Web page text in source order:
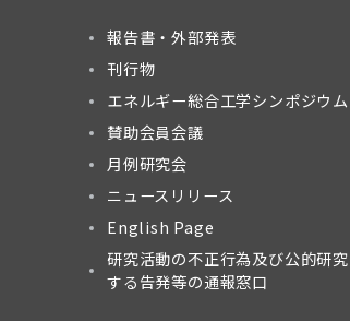
報告書・外部発表
刊行物
エネルギー総合工学シンポジウム
賛助会員会議
月例研究会
ニュースリリース
English Page
研究活動の不正行為及び公的研
する告発等の通報窓口